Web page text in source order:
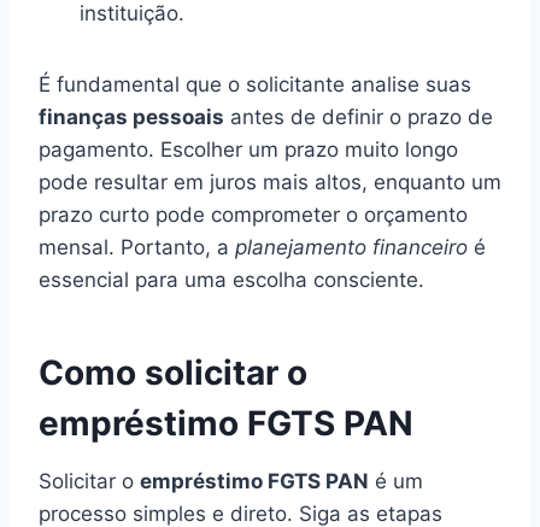
instituição.
É fundamental que o solicitante analise suas
finanças pessoais antes de definir o prazo de
pagamento. Escolher um prazo muito longo
pode resultar em juros mais altos, enquanto um
prazo curto pode comprometer o orçamento
mensal. Portanto, a planejamento financeiro é
essencial para uma escolha consciente.
Como solicitar o
empréstimo FGTS PAN
Solicitar o empréstimo FGTS PAN é um
processo simples e direto. Siga as etapas